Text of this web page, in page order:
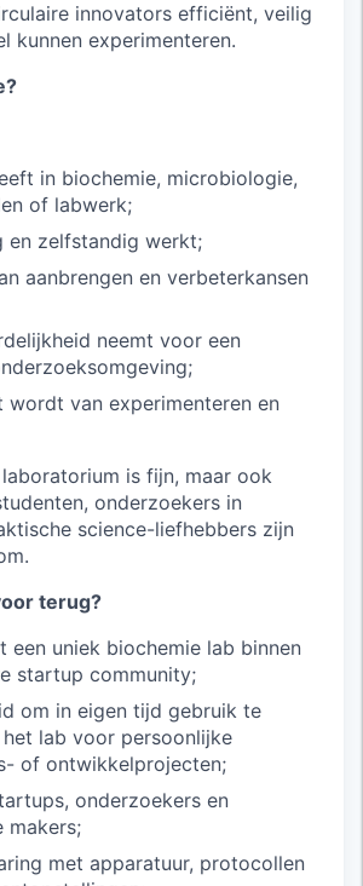
innovators efficiënt, veilig
kunnen experimenteren.
in biochemie, microbiologie,
of labwerk;
en zelfstandig werkt;
aanbrengen en verbeterkansen
neemt voor een
wordt van experimenteren en
is fijn, maar ook
onderzoekers in
science-liefhebbers zijn
terug?
een uniek biochemie lab binnen
startup community;
om in eigen tijd gebruik te
het lab voor persoonlijke
of ontwikkelprojecten;
onderzoekers en
makers;
met apparatuur, protocollen